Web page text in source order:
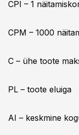
CPI – 1
CPM – 1000
C – ühe toote
PL – toote eluiga
AI – keskmine